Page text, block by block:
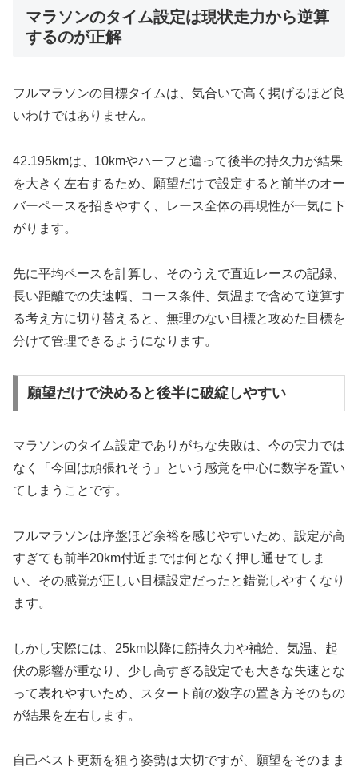
マラソンのタイム設定は現状走力から逆算
するのが正解
フルマラソンの目標タイムは、気合いで高く掲げるほど良
いわけではありません。
42.195kmは、10kmやハーフと違って後半の持久力が結果
を大きく左右するため、願望だけで設定すると前半のオー
バーペースを招きやすく、レース全体の再現性が一気に下
がります。
先に平均ペースを計算し、そのうえで直近レースの記録、
長い距離での失速幅、コース条件、気温まで含めて逆算す
る考え方に切り替えると、無理のない目標と攻めた目標を
分けて管理できるようになります。
願望だけで決めると後半に破綻しやすい
マラソンのタイム設定でありがちな失敗は、今の実力では
なく「今回は頑張れそう」という感覚を中心に数字を置い
てしまうことです。
フルマラソンは序盤ほど余裕を感じやすいため、設定が高
すぎても前半20km付近までは何となく押し通せてしま
い、その感覚が正しい目標設定だったと錯覚しやすくなり
ます。
しかし実際には、25km以降に筋持久力や補給、気温、起
伏の影響が重なり、少し高すぎる設定でも大きな失速とな
って表れやすいため、スタート前の数字の置き方そのもの
が結果を左右します。
自己ベスト更新を狙う姿勢は大切ですが、願望をそのまま